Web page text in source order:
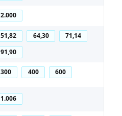
2.000
51,82 64,30
71,14
91,90
300 400 600
1.006